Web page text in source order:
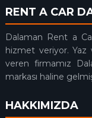
RENT A CAR
Dalaman Rent a
hizmet veriyor. Yaz
veren firmamız
markası haline
HAKKIMIZDA